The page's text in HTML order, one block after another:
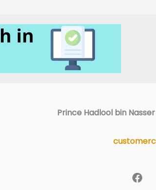
8551 Prince Hadlool bin
فيسبوك